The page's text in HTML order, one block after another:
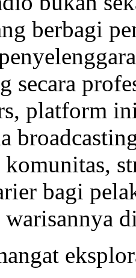
berbagi
secara
platform
komunitas,
bagi
warisannya